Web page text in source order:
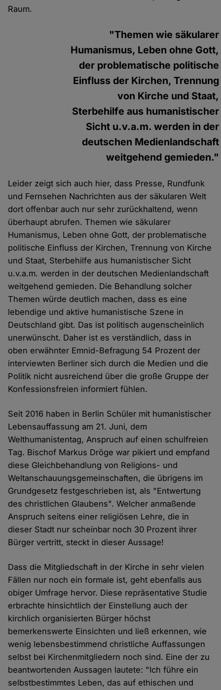
Raum.
"Themen wie säkularer
Humanismus, Leben ohne Gott,
der problematische politische
Einfluss der Kirchen, Trennung
von Kirche und Staat,
Sterbehilfe aus humanistischer
Sicht u.v.a.m. werden in der
deutschen Medienlandschaft
weitgehend gemieden."
Leider zeigt sich auch hier, dass Presse, Rundfunk
und Fernsehen Nachrichten aus der säkularen Welt
dort offenbar auch nur sehr zurückhaltend, wenn
überhaupt abrufen. Themen wie säkularer
Humanismus, Leben ohne Gott, der problematische
politische Einfluss der Kirchen, Trennung von Kirche
und Staat, Sterbehilfe aus humanistischer Sicht
u.v.a.m. werden in der deutschen Medienlandschaft
weitgehend gemieden. Die Behandlung solcher
Themen würde deutlich machen, dass es eine
lebendige und aktive humanistische Szene in
Deutschland gibt. Das ist politisch augenscheinlich
unerwünscht. Daher ist es verständlich, dass in
oben erwähnter Emnid-Befragung 54 Prozent der
interviewten Berliner sich durch die Medien und die
Politik nicht ausreichend über die große Gruppe der
Konfessionsfreien informiert fühlen.
Seit 2016 haben in Berlin Schüler mit humanistischer
Lebensauffassung am 21. Juni, dem
Welthumanistentag, Anspruch auf einen schulfreien
Tag. Bischof Markus Dröge war pikiert und empfand
diese Gleichbehandlung von Religions- und
Weltanschauungsgemeinschaften, die übrigens im
Grundgesetz festgeschrieben ist, als "Entwertung
des christlichen Glaubens". Welcher anmaßende
Anspruch seitens einer religiösen Lehre, die in
dieser Stadt nur scheinbar noch 30 Prozent ihrer
Bürger vertritt, steckt in dieser Aussage!
Dass die Mitgliedschaft in der Kirche in sehr vielen
Fällen nur noch ein formale ist, geht ebenfalls aus
obiger Umfrage hervor. Diese repräsentative Studie
erbrachte hinsichtlich der Einstellung auch der
kirchlich organisierten Bürger höchst
bemerkenswerte Einsichten und ließ erkennen, wie
wenig lebensbestimmend christliche Auffassungen
selbst bei Kirchenmitgliedern noch sind. Eine der zu
beantwortenden Aussagen lautete: "Ich führe ein
selbstbestimmtes Leben, das auf ethischen und